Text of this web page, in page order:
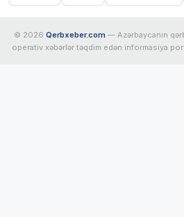
© 2026 Qerbxeber.com — Azərbaycanın
operativ xəbərlər təqdim edən informasiya